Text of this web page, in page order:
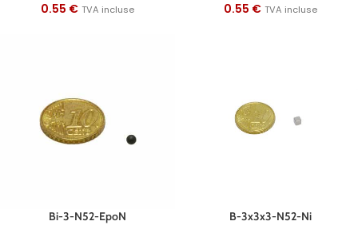
0.55 € TVA incluse
0.55 € TVA incluse
Bi-3-N52-EpoN B-3x3x3-N52-Ni